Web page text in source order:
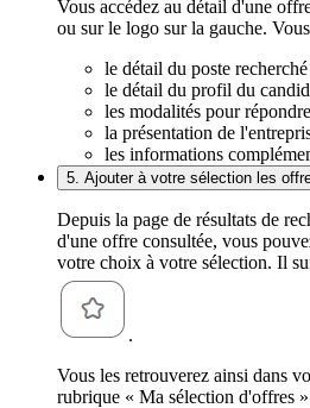
Vous accédez au détail d'une
ou sur le logo sur la gauche.
le détail du poste
le détail du profil du
les modalités pour
la présentation de
les informations
5. Ajouter à votre sélection les
Depuis la page de résultats de
d'une offre consultée, vous
votre choix à votre sélection. Il
.
Vous les retrouverez ainsi dans
rubrique « Ma sélection d'offres